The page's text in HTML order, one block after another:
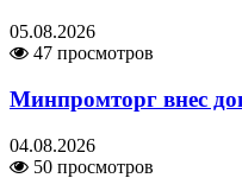
05.08.2026
47 просмотров
Минпромторг внес
04.08.2026
50 просмотров